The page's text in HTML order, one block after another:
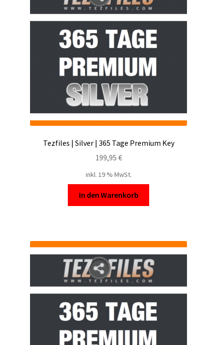
Tezfiles | Silver | 365 Tage Premium Key
199,95 €
inkl. 19 % MwSt.
In den Warenkorb